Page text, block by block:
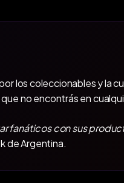
los coleccionables y la
no encontrás en
fanáticos con sus
de Argentina.